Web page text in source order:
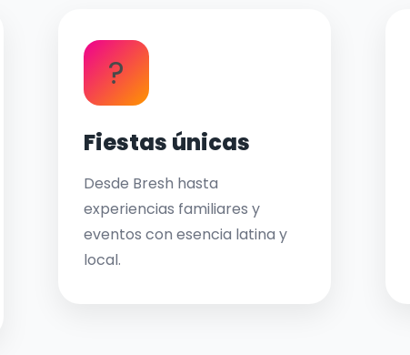
?
Fiestas únicas
Desde Bresh hasta
experiencias familiares y
eventos con esencia latina y
local.